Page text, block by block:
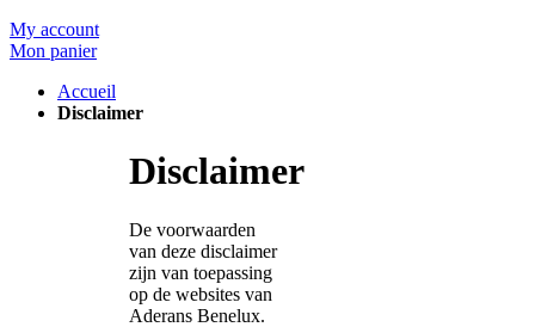
My account
Mon panier
Accueil
Disclaimer
Disclaimer
De voorwaarden
van deze disclaimer
zijn van toepassing
op de websites van
Aderans Benelux.